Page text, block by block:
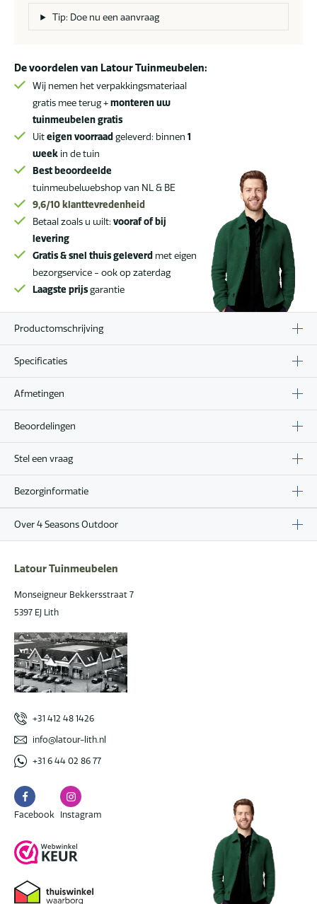
Tip: Doe nu een aanvraag
De voordelen van Latour Tuinmeubelen:
Wij nemen het verpakkingsmateriaal
gratis mee terug +monteren uw
tuinmeubelen gratis
Uiteigen voorraad geleverd: binnen 1
week in de tuin
Best beoordeelde
tuinmeubelwebshop van NL & BE
9,6/10 klanttevredenheid
Betaal zoals u wilt: vooraf of bij
levering
Gratis & snel thuis geleverd met eigen
bezorgservice - ook op zaterdag
Laagste prijsgarantie
Productomschrijving
Specificaties
Afmetingen
Beoordelingen
Stel een vraag
Bezorginformatie
Over 4 Seasons Outdoor
Latour Tuinmeubelen
Monseigneur Bekkersstraat 7
5397 EJ Lith
+31 412 48 1426
info@latour-lith.nl
+31 6 44 02 86 77
Facebook
Facebook
Instagram
Instagram